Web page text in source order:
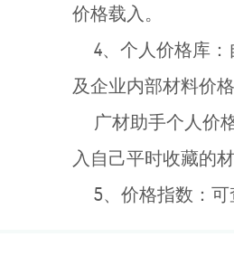
价格载入。
4、个人价格库：
及企业内部材料价
广材助手个人价
入自己平时收藏的
5、价格指数：可